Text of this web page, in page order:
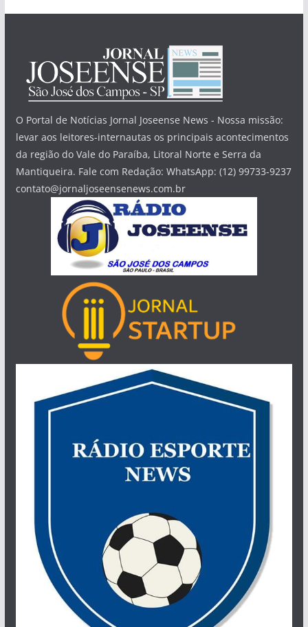
O Portal de Notícias Jornal Joseense News - Nossa missão:
levar aos leitores-internautas os principais acontecimentos
da região do Vale do Paraíba, Litoral Norte e Serra da
Mantiqueira. Fale com Redação: WhatsApp: (12) 99733-9237
contato@jornaljoseensenews.com.br